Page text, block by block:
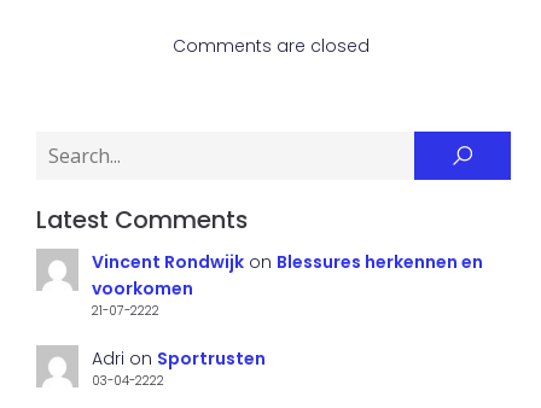
Comments are closed
Latest Comments
Vincent Rondwijkon Blessures herkennen en
voorkomen
21-07-2222
Adri on Sportrusten
03-04-2222